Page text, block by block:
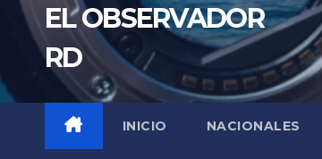
EL OBSERVADOR
RD
INICIO NACIONALES